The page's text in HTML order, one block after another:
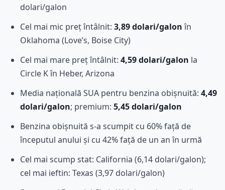
dolari/galon
Cel mai mic preț întâlnit: 3,89 dolari/galonîn
Oklahoma (Love’s, Boise City)
Cel mai mare preț întâlnit: 4,59 dolari/galon la
Circle K în Heber, Arizona
Media națională SUA pentru benzina obișnuită: 4,49
dolari/galon; premium: 5,45 dolari/galon
Benzina obișnuită s-a scumpit cu 60% față de
începutul anului și cu 42% față de un an în urmă
Cel mai scump stat: California (6,14 dolari/galon);
cel mai ieftin: Texas (3,97 dolari/galon)